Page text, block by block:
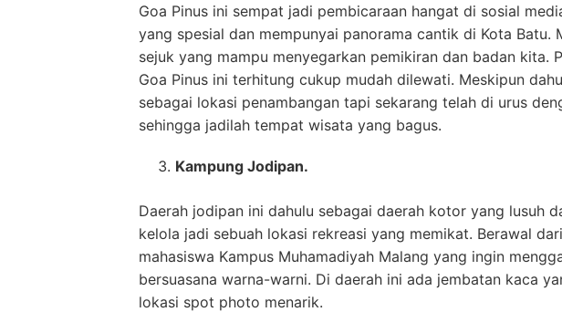
Goa Pinus ini sempat jadi pembicaraan hangat di sosial
yang spesial dan mempunyai panorama cantik di Kota Batu.
sejuk yang mampu menyegarkan pemikiran dan badan kita.
Goa Pinus ini terhitung cukup mudah dilewati. Meskipun
sebagai lokasi penambangan tapi sekarang telah di urus
sehingga jadilah tempat wisata yang bagus.
Kampung Jodipan.
Daerah jodipan ini dahulu sebagai daerah kotor yang lusuh
kelola jadi sebuah lokasi rekreasi yang memikat. Berawal
mahasiswa Kampus Muhamadiyah Malang yang ingin
bersuasana warna-warni. Di daerah ini ada jembatan kaca
lokasi spot photo menarik.